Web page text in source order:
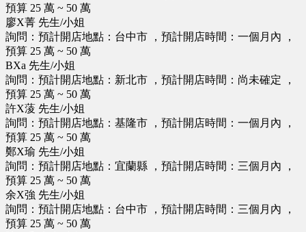
預算 25 萬 ~ 50 萬
廖X菁 先生/小姐
詢問：預計開店地點：台中市 ，預計開店時間：一個月內 ，
預算 25 萬 ~ 50 萬
BXa 先生/小姐
詢問：預計開店地點：新北市 ，預計開店時間：尚未確定 ，
預算 25 萬 ~ 50 萬
許X蔆 先生/小姐
詢問：預計開店地點：基隆市 ，預計開店時間：一個月內 ，
預算 25 萬 ~ 50 萬
鄭X瑜 先生/小姐
詢問：預計開店地點：宜蘭縣 ，預計開店時間：三個月內 ，
預算 25 萬 ~ 50 萬
余X強 先生/小姐
詢問：預計開店地點：台中市 ，預計開店時間：三個月內 ，
預算 25 萬 ~ 50 萬